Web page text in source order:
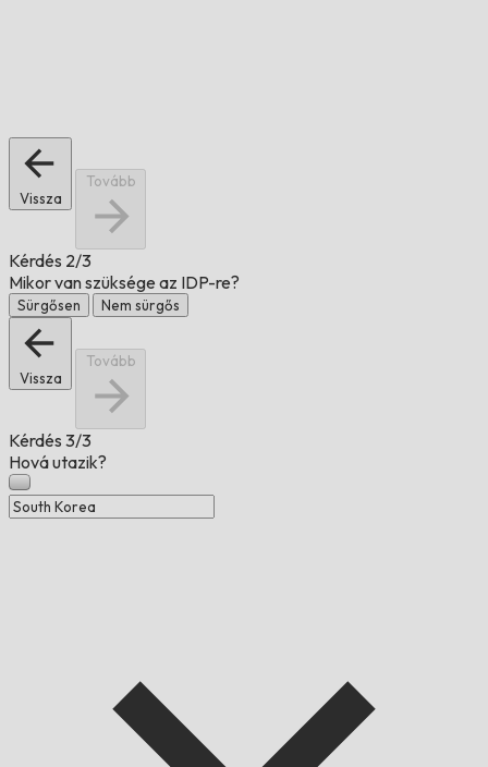
Vissza
Tovább
Kérdés 2/3
Mikor van szüksége az IDP-re?
Sürgősen Nem sürgős
Vissza
Tovább
Kérdés 3/3
Hová utazik?